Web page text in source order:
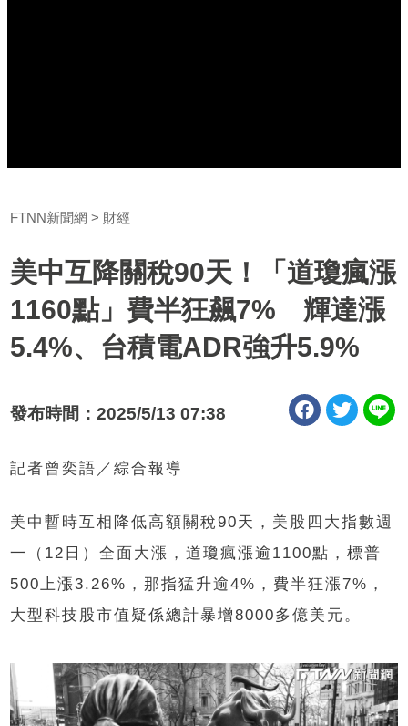
FTNN新聞網 財經
美中互降關稅90天！「道瓊瘋漲
1160點」費半狂飆7% 輝達漲
5.4%、台積電ADR強升5.9%
發布時間：2025/5/13 07:38
記者曾奕語／綜合報導
美中暫時互相降低高額關稅90天，美股四大指數週
一（12日）全面大漲，道瓊瘋漲逾1100點，標普
500上漲3.26%，那指猛升逾4%，費半狂漲7%，
大型科技股市值疑係總計暴增8000多億美元。